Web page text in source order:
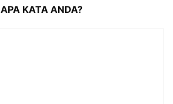
APA KATA ANDA?